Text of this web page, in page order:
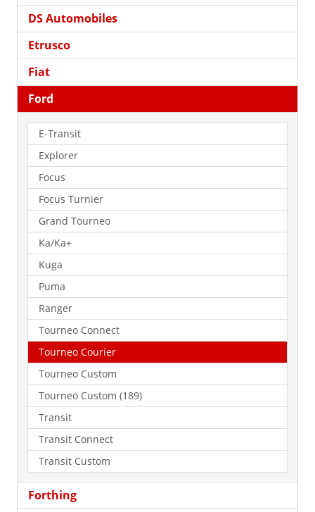
DS Automobiles
Etrusco
Fiat
Ford
E-Transit
Explorer
Focus
Focus Turnier
Grand Tourneo
Ka/Ka+
Kuga
Puma
Ranger
Tourneo Connect
Tourneo Courier
Tourneo Custom
Tourneo Custom (189)
Transit
Transit Connect
Transit Custom
Forthing